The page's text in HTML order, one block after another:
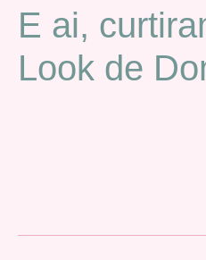
E ai,
Look de